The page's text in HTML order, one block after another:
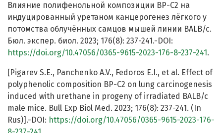
Влияние полифенольной композиции BP-C2 на
индуцированный уретаном канцерогенез лёгкого у
потомства облучённых самцов мышей линии BALB/c.
Бюл. экспер. биол. 2023; 176(8): 237-241.-DOI:
https://doi.org/10.47056/0365-9615-2023-176-8-237-241 .
[Pigarev S.E., Panchenko A.V., Fedoros E.I., et al. Effect of
polyphenolic composition BP-C2 on lung carcinogenesis
induced with urethane in progeny of irradiated BALB/c
male mice. Bull Exp Biol Med. 2023; 176(8): 237-241. (In
Rus)].-DOI: https://doi.org/10.47056/0365-9615-2023-176-